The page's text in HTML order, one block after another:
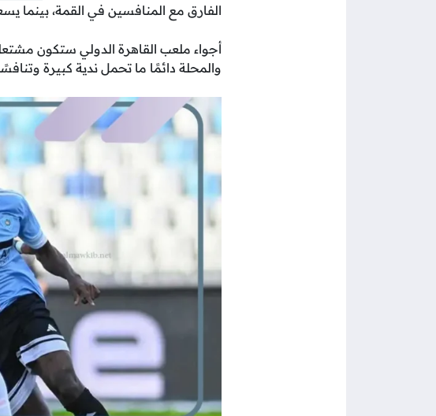
الفارق مع المنافسين في القمة، بينما
أجواء ملعب القاهرة الدولي ستكون
والمحلة دائمًا ما تحمل ندية كبيرة